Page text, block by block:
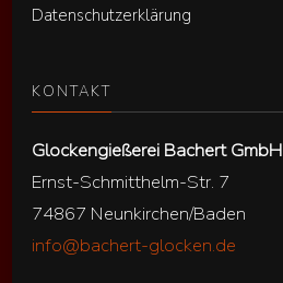
Datenschutzerklärung
KONTAKT
Glockengießerei Bachert GmbH
Ernst-Schmitthelm-Str. 7
74867 Neunkirchen/Baden
info@bachert-glocken.de